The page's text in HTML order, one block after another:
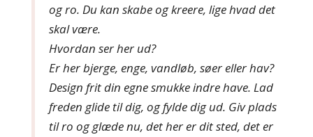
og ro. Du kan skabe og kreere, lige hvad det
skal være.
Hvordan ser her ud?
Er her bjerge, enge, vandløb, søer eller hav?
Design frit din egne smukke indre have. Lad
freden glide til dig, og fylde dig ud. Giv plads
til ro og glæde nu, det her er dit sted, det er